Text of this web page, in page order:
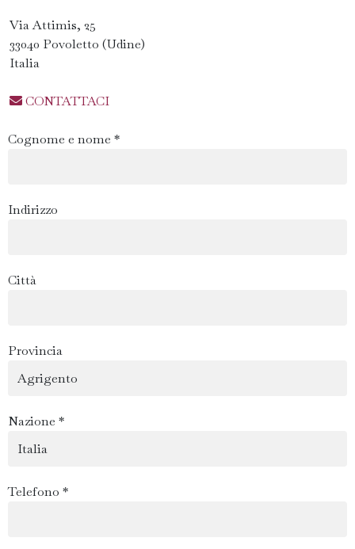
Via Attimis, 25
33040 Povoletto (Udine)
Italia
CONTATTACI
Cognome e nome *
Indirizzo
Città
Provincia
Nazione *
Telefono *